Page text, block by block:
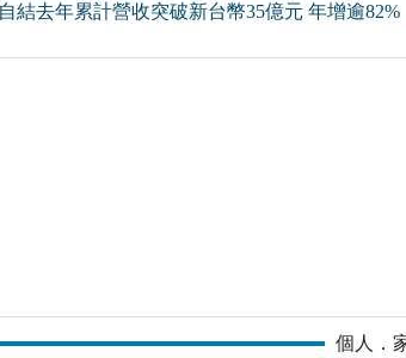
結去年累計營收突破新台幣35億元 年增逾82%
個人．